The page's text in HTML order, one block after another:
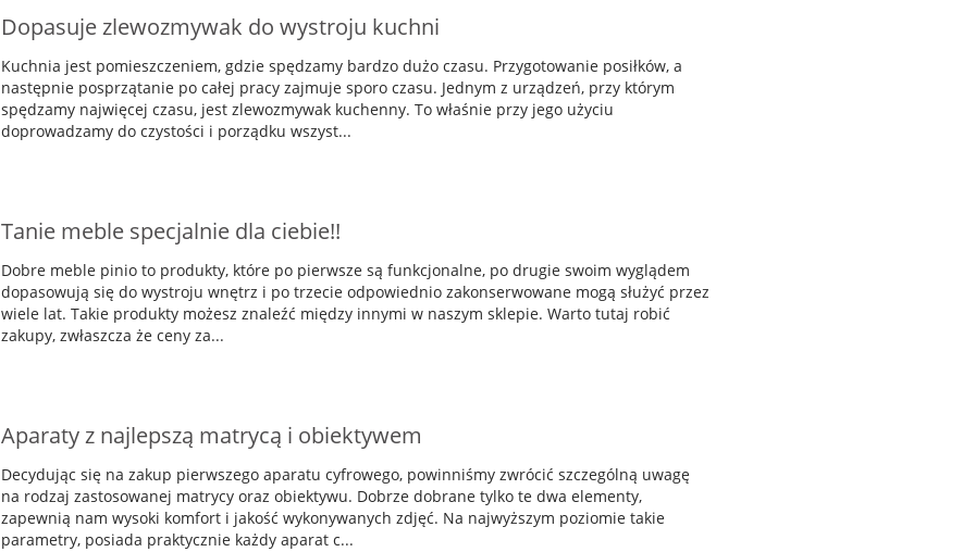
Dopasuje zlewozmywak do wystroju kuchni
Kuchnia jest pomieszczeniem, gdzie spędzamy bardzo dużo czasu. Przygotowanie posiłków, a
następnie posprzątanie po całej pracy zajmuje sporo czasu. Jednym z urządzeń, przy którym
spędzamy najwięcej czasu, jest zlewozmywak kuchenny. To właśnie przy jego użyciu
doprowadzamy do czystości i porządku wszyst...
Tanie meble specjalnie dla ciebie!!
Dobre meble pinio to produkty, które po pierwsze są funkcjonalne, po drugie swoim wyglądem
dopasowują się do wystroju wnętrz i po trzecie odpowiednio zakonserwowane mogą służyć przez
wiele lat. Takie produkty możesz znaleźć między innymi w naszym sklepie. Warto tutaj robić
zakupy, zwłaszcza że ceny za...
Aparaty z najlepszą matrycą i obiektywem
Decydując się na zakup pierwszego aparatu cyfrowego, powinniśmy zwrócić szczególną uwagę
na rodzaj zastosowanej matrycy oraz obiektywu. Dobrze dobrane tylko te dwa elementy,
zapewnią nam wysoki komfort i jakość wykonywanych zdjęć. Na najwyższym poziomie takie
parametry, posiada praktycznie każdy aparat c...